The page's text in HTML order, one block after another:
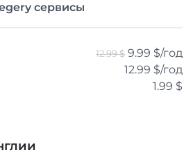
сервисы
12.99 $ 9.99 $/год
12.99 $/год
1.99 $